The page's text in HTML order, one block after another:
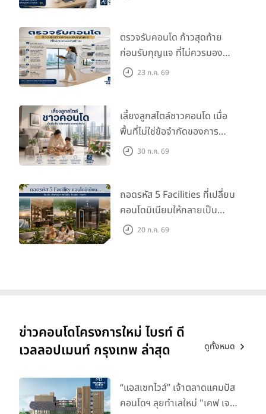
ตรวจรับคอนโด ก้าวสุดท้าย
ก่อนรับกุญแจ ที่ไม่ควรมอง
ข้าม 23 ก.ค. 69
เลี้ยงลูกสไตล์ชาวคอนโด เมื่อ
พื้นที่ไม่ใช่ข้อจำกัดของการ
เติบโต30 ก.ค. 69
ถอดรหัส 5 Facilities ที่เปลี่ยน
คอนโดมิเนียมให้กลายเป็น
‘โอเอซิส’ ส่วนตัวกลางเมือง
20 ก.ค. 69
ข่าวคอนโดโครงการใหม่ ไบรท์ ดี
เวลลอปเมนท์ กรุงเทพ ล่าสุด
ดูทั้งหมด
“แอสเซทไวส์” เจ้าตลาดแคมปัส
คอนโดฯ ลุยทำเลใหม่ "เคฟ เจ